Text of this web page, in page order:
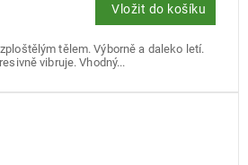
Vložit do košíku
tělem. Výborně a daleko letí.
vibruje. Vhodný...